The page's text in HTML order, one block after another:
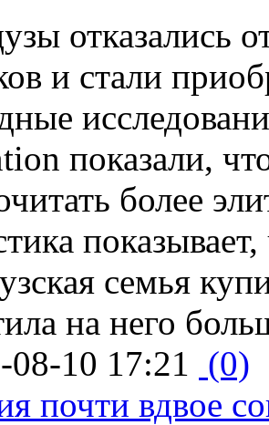
отказались
и стали
показали,
более
семья
на него
08-10 17:21 (0)
почти вдвое